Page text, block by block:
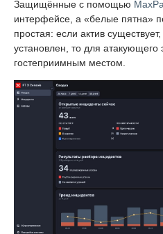
Защищённые с помощью
интерфейсе, а «белые пятна»
простая: если актив
установлен, то для атакующего
гостеприимным местом.